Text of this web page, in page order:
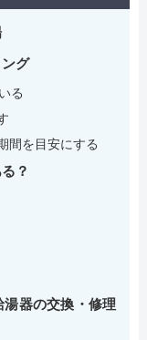
グ
る
間を目安にする
？
湯器の交換・修理